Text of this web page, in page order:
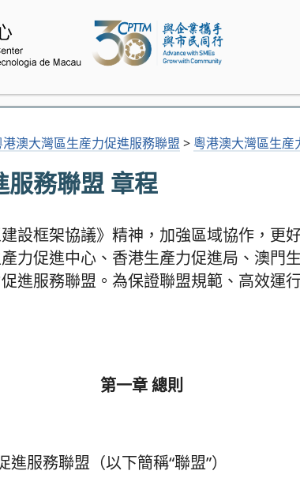
港澳大灣區生産力促進服務聯盟 > 粵港澳大灣區生産
服務聯盟 章程
設框架協議》精神，加強區域協作，更
力促進中心、香港生產力促進局、澳門
進服務聯盟。為保證聯盟規範、高效運
第一章 總則
服務聯盟（以下簡稱“聯盟”）